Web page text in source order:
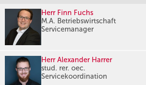
Herr Finn Fuchs
M.A. Betriebswirtschaft
Servicemanager
Herr Alexander Harrer
stud. rer. oec.
Servicekoordination